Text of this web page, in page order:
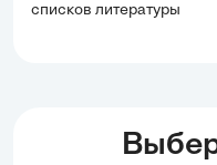
списков литературы